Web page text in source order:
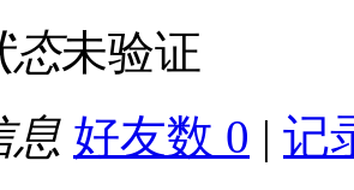
态未验证
息 好友数 0 | 记